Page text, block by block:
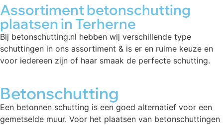
Assortiment betonschutting
plaatsen in Terherne
Bij betonschutting.nl hebben wij verschillende type
schuttingen in ons assortiment & is er en ruime keuze en
voor iedereen zijn of haar smaak de perfecte schutting.
Betonschutting
Een betonnen schutting is een goed alternatief voor een
gemetselde muur. Voor het plaatsen van betonschuttingen